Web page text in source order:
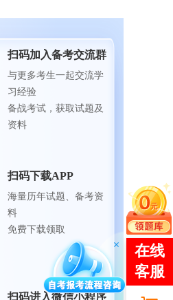
扫码加入备考交流群
与更多考生一起交流学
习经验
备战考试，获取试题及
资料
扫码下载APP
海量历年试题、备考资
料
免费下载领取
扫码进入微信小程序